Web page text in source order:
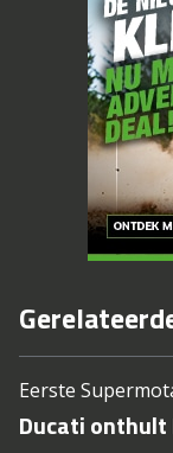
Eerste
Ducati onthult